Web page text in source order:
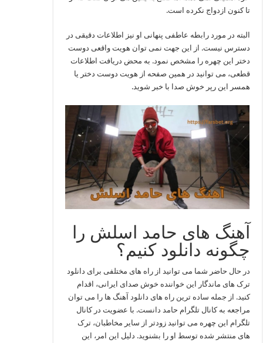
تا کنون ازدواج نکرده است.
البته در مورد رابطه عاطفی پنهانی او نیز اطلاعات دقیقی در
دسترس نیست. از این جهت نمی توان هویت واقعی دوست
دختر این چهره را مشخص نمود. به محض دریافت اطلاعات
قطعی، می توانید در همین صفحه از هویت دوست دختر یا
همسر این رپر خوش صدا با خبر شوید.
آهنگ های حامد اسلش را
چگونه دانلود کنیم؟
در حال حاضر شما می توانید از راه های مختلفی برای دانلود
ترک های ماندگار این خواننده خوش صدای ایرانی، اقدام
کنید. از جمله ساده ترین راه های دانلود آهنگ ها را می توان
مراجعه به کانال تلگرام حامد دانست. با عضویت در کانال
تلگرام این چهره می توانید زودتر از سایر مخاطبان، ترک
های منتشر شده توسط او را بشنوید. دلیل این امر، این